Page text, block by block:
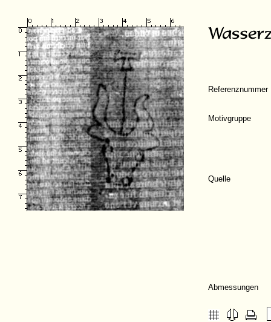
Referenznummer
Motivgruppe
Quelle
Abmessungen